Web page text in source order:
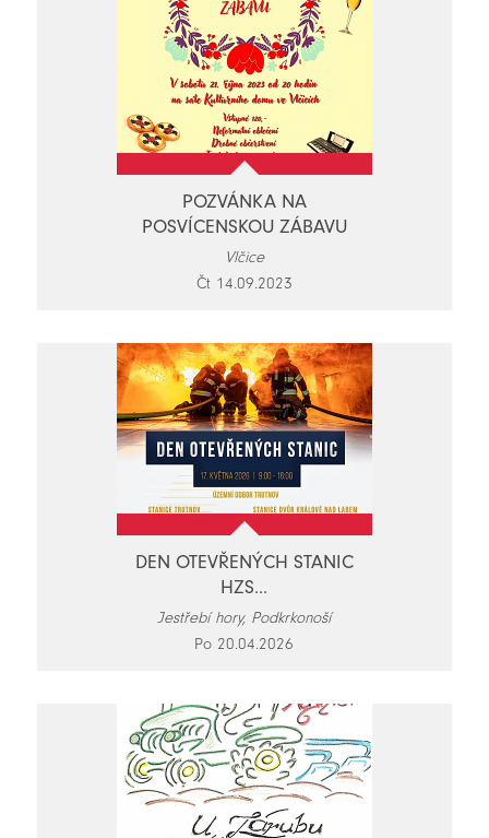
POZVÁNKA NA
POSVÍCENSKOU ZÁBAVU
Vlčice
Čt 14.09.2023
DEN OTEVŘENÝCH STANIC
HZS...
Jestřebí hory, Podkrkonoší
Po 20.04.2026